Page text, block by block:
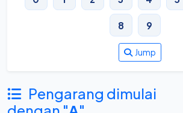
8 9
Jump
Pengarang dimulai